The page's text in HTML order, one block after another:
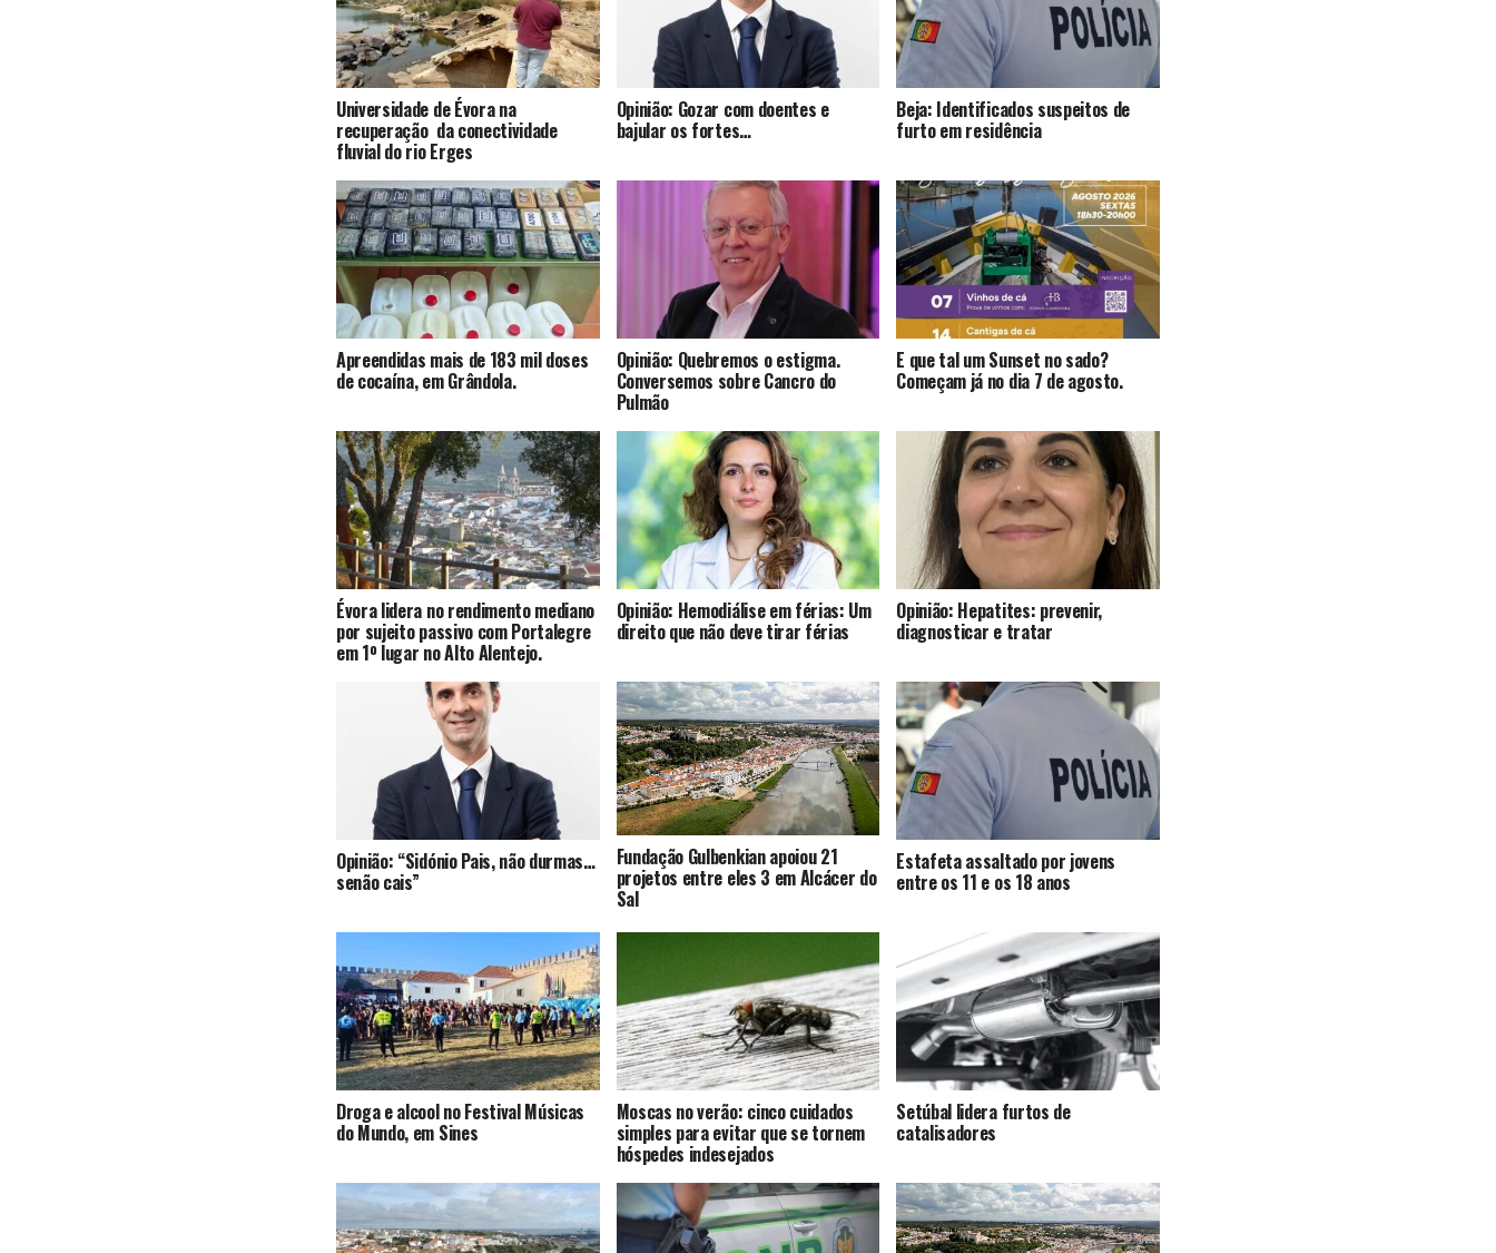
Universidade de Évora na
recuperação da conectividade
fluvial do rio Erges
Opinião: Gozar com doentes e
bajular os fortes…
Beja: Identificados suspeitos de
furto em residência
Apreendidas mais de 183 mil doses
de cocaína, em Grândola.
Opinião: Quebremos o estigma.
Conversemos sobre Cancro do
Pulmão
E que tal um Sunset no sado?
Começam já no dia 7 de agosto.
Évora lidera no rendimento mediano
por sujeito passivo com Portalegre
em 1º lugar no Alto Alentejo.
Opinião: Hemodiálise em férias: Um
direito que não deve tirar férias
Opinião: Hepatites: prevenir,
diagnosticar e tratar
Opinião: “Sidónio Pais, não durmas…
senão cais”
Fundação Gulbenkian apoiou 21
projetos entre eles 3 em Alcácer do
Sal
Estafeta assaltado por jovens
entre os 11 e os 18 anos
Droga e alcool no Festival Músicas
do Mundo, em Sines
Moscas no verão: cinco cuidados
simples para evitar que se tornem
hóspedes indesejados
Setúbal lidera furtos de
catalisadores